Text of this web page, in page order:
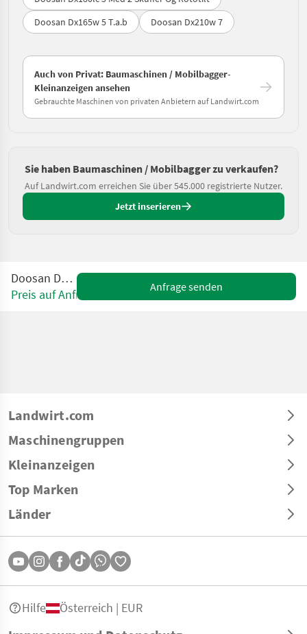
Doosan Dx165w 5 T.a.b
Doosan Dx210w 7
Auch von Privat: Baumaschinen / Mobilbagger-
Kleinanzeigen ansehen
Gebrauchte Maschinen von privaten Anbietern auf Landwirt.com
Sie haben Baumaschinen / Mobilbagger zu verkaufen?
Auf Landwirt.com erreichen Sie über 545.000 registrierte Nutzer.
Jetzt inserieren
Doosan DX165
Preis auf Anfrage
Anfrage senden
Landwirt.com
Maschinengruppen
Kleinanzeigen
Top Marken
Länder
Hilfe Österreich | EUR